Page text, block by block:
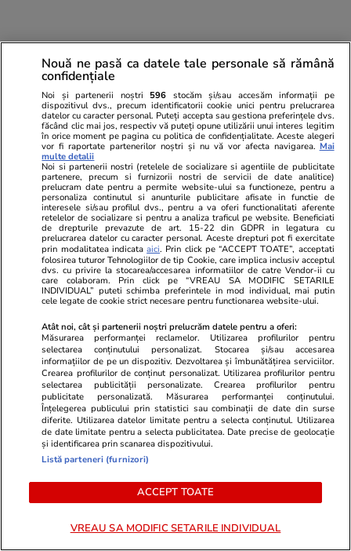
PARTENERI
Mediafax.ro
„Am avut o SURPRIZĂ”.
Migranții ajunși în Ceuta
dezvăluie de ce au ales să se
ÎNTOARCĂ în Maroc
StirileKanalD.ro
Femeie
făcea plajă:
PROMO
Nouă ne pasă ca datele tale personale să rămână
confidențiale
Noi și partenerii noștri 596 stocăm și/sau accesăm informații pe
dispozitivul dvs., precum identificatorii cookie unici pentru prelucrarea
datelor cu caracter personal. Puteți accepta sau gestiona preferințele dvs.
făcând clic mai jos, respectiv vă puteți opune utilizării unui interes legitim
în orice moment pe pagina cu politica de confidențialitate. Aceste alegeri
vor fi raportate partenerilor noștri și nu vă vor afecta navigarea. Mai
multe detalii
Noi si partenerii nostri (retelele de socializare si agentiile de publicitate
partenere, precum si furnizorii nostri de servicii de date analitice)
prelucram date pentru a permite website-ului sa functioneze, pentru a
personaliza continutul si anunturile publicitare afisate in functie de
interesele si/sau profilul dvs., pentru a va oferi functionalitati aferente
retelelor de socializare si pentru a analiza traficul pe website. Beneficiati
de drepturile prevazute de art. 15-22 din GDPR in legatura cu
prelucrarea datelor cu caracter personal. Aceste drepturi pot fi exercitate
prin modalitatea indicataaici. Prin click pe “ACCEPT TOATE”, acceptati
folosirea tuturor Tehnologiilor de tip Cookie, care implica inclusiv acceptul
dvs. cu privire la stocarea/accesarea informatiilor de catre Vendor-ii cu
care colaboram. Prin click pe “VREAU SA MODIFIC SETARILE
INDIVIDUAL” puteti schimba preferintele in mod individual, mai putin
cele legate de cookie strict necesare pentru functionarea website-ului.
Atât noi, cât și partenerii noștri prelucrăm datele pentru a oferi:
Măsurarea performanței reclamelor. Utilizarea profilurilor pentru
selectarea conținutului personalizat. Stocarea și/sau accesarea
informațiilor de pe un dispozitiv. Dezvoltarea și îmbunătățirea serviciilor.
Crearea profilurilor de conținut personalizat. Utilizarea profilurilor pentru
selectarea publicității personalizate. Crearea profilurilor pentru
publicitate personalizată. Măsurarea performanței conținutului.
Înțelegerea publicului prin statistici sau combinații de date din surse
diferite. Utilizarea datelor limitate pentru a selecta conținutul. Utilizarea
de date limitate pentru a selecta publicitatea. Date precise de geolocație
și identificarea prin scanarea dispozitivului.
Listă parteneri (furnizori)
ACCEPT TOATE
VREAU SA MODIFIC SETARILE INDIVIDUAL